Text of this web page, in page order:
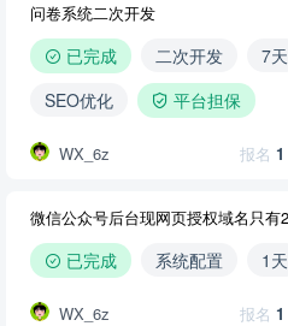
问卷系统二次开发
已完成 二次开发 7天
SEO优化
平台担保
WX_6z 报名 1
已完成 系统配置 1天
WX_6z 报名 1